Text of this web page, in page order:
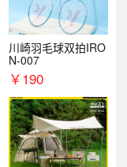
川崎羽毛球双拍IRO
N-007
￥190